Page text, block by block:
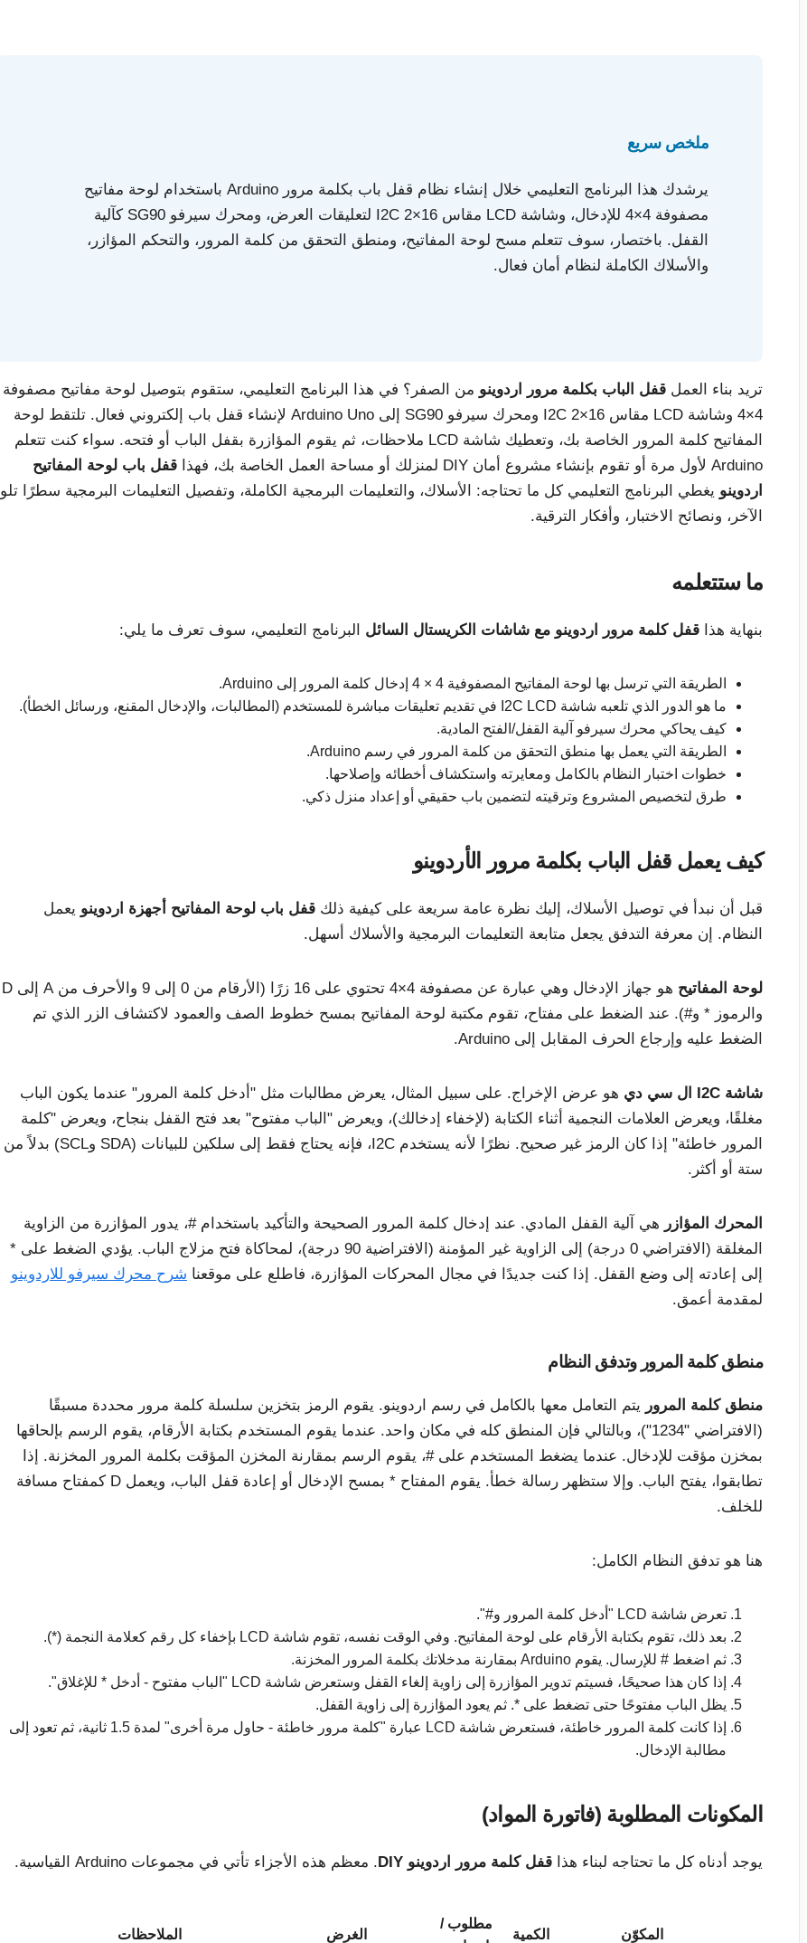
▶
ملخص سريع
يرشدك هذا البرنامج التعليمي خلال إنشاء نظام قفل باب بكلمة مرور Arduino باستخدام لوحة مفاتيح
مصفوفة 4×4 للإدخال، وشاشة LCD مقاس 16×2 I2C لتعليقات العرض، ومحرك سيرفو SG90 كآلية
القفل. باختصار، سوف تتعلم مسح لوحة المفاتيح، ومنطق التحقق من كلمة المرور، والتحكم المؤازر،
والأسلاك الكاملة لنظام أمان فعال.
تريد بناء العمل قفل الباب بكلمة مرور اردوينو من الصفر؟ في هذا البرنامج التعليمي، ستقوم بتوصيل لوحة مفاتيح مصفوفة
4×4 وشاشة LCD مقاس 16×2 I2C ومحرك سيرفو SG90 إلى Arduino Uno لإنشاء قفل باب إلكتروني فعال. تلتقط لوحة
المفاتيح كلمة المرور الخاصة بك، وتعطيك شاشة LCD ملاحظات، ثم يقوم المؤازرة بقفل الباب أو فتحه. سواء كنت تتعلم
Arduino لأول مرة أو تقوم بإنشاء مشروع أمان DIY لمنزلك أو مساحة العمل الخاصة بك، فهذا
قفل باب لوحة المفاتيح
اردوينو يغطي البرنامج التعليمي كل ما تحتاجه: الأسلاك، والتعليمات البرمجية الكاملة، وتفصيل التعليمات البرمجية سطرًا تلو
الآخر، ونصائح الاختبار، وأفكار الترقية.
ما ستتعلمه
بنهاية هذا قفل كلمة مرور اردوينو مع شاشات الكريستال السائل البرنامج التعليمي، سوف تعرف ما يلي:
الطريقة التي ترسل بها لوحة المفاتيح المصفوفية 4 × 4 إدخال كلمة المرور إلى Arduino.
ما هو الدور الذي تلعبه شاشة I2C LCD في تقديم تعليقات مباشرة للمستخدم (المطالبات، والإدخال المقنع، ورسائل الخطأ).
كيف يحاكي محرك سيرفو آلية القفل/الفتح المادية.
الطريقة التي يعمل بها منطق التحقق من كلمة المرور في رسم Arduino.
خطوات اختبار النظام بالكامل ومعايرته واستكشاف أخطائه وإصلاحها.
طرق لتخصيص المشروع وترقيته لتضمين باب حقيقي أو إعداد منزل ذكي.
كيف يعمل قفل الباب بكلمة مرور الأردوينو
قبل أن نبدأ في توصيل الأسلاك، إليك نظرة عامة سريعة على كيفية ذلك قفل باب لوحة المفاتيح أجهزة اردوينو يعمل
النظام. إن معرفة التدفق يجعل متابعة التعليمات البرمجية والأسلاك أسهل.
لوحة المفاتيح
هو جهاز الإدخال وهي عبارة عن مصفوفة 4×4 تحتوي على 16 زرًا (الأرقام من 0 إلى 9 والأحرف من A إلى D
والرموز * و#). عند الضغط على مفتاح، تقوم مكتبة لوحة المفاتيح بمسح خطوط الصف والعمود لاكتشاف الزر الذي تم
الضغط عليه وإرجاع الحرف المقابل إلى Arduino.
شاشة I2C ال سي دي
هو عرض الإخراج. على سبيل المثال، يعرض مطالبات مثل "أدخل كلمة المرور" عندما يكون الباب
مغلقًا، ويعرض العلامات النجمية أثناء الكتابة (لإخفاء إدخالك)، ويعرض "الباب مفتوح" بعد فتح القفل بنجاح، ويعرض "كلمة
المرور خاطئة" إذا كان الرمز غير صحيح. نظرًا لأنه يستخدم I2C، فإنه يحتاج فقط إلى سلكين للبيانات (SDA وSCL) بدلاً من
ستة أو أكثر.
المحرك المؤازر هي آلية القفل المادي. عند إدخال كلمة المرور الصحيحة والتأكيد باستخدام #، يدور المؤازرة من الزاوية
المغلقة (الافتراضي 0 درجة) إلى الزاوية غير المؤمنة (الافتراضية 90 درجة)، لمحاكاة فتح مزلاج الباب. يؤدي الضغط على *
إلى إعادته إلى وضع القفل. إذا كنت جديدًا في مجال المحركات المؤازرة، فاطلع على موقعنا شرح محرك سيرفو للاردوينو
لمقدمة أعمق.
منطق كلمة المرور وتدفق النظام
منطق كلمة المرور يتم التعامل معها بالكامل في رسم اردوينو. يقوم الرمز بتخزين سلسلة كلمة مرور محددة مسبقًا
(الافتراضي "1234")، وبالتالي فإن المنطق كله في مكان واحد. عندما يقوم المستخدم بكتابة الأرقام، يقوم الرسم بإلحاقها
بمخزن مؤقت للإدخال. عندما يضغط المستخدم على #، يقوم الرسم بمقارنة المخزن المؤقت بكلمة المرور المخزنة. إذا
تطابقوا، يفتح الباب. وإلا ستظهر رسالة خطأ. يقوم المفتاح * بمسح الإدخال أو إعادة قفل الباب، ويعمل D كمفتاح مسافة
للخلف.
هنا هو تدفق النظام الكامل:
تعرض شاشة LCD "أدخل كلمة المرور و#".
بعد ذلك، تقوم بكتابة الأرقام على لوحة المفاتيح. وفي الوقت نفسه، تقوم شاشة LCD بإخفاء كل رقم كعلامة النجمة (*).
ثم اضغط # للإرسال. يقوم Arduino بمقارنة مدخلاتك بكلمة المرور المخزنة.
إذا كان هذا صحيحًا، فسيتم تدوير المؤازرة إلى زاوية إلغاء القفل وستعرض شاشة LCD "الباب مفتوح - أدخل * للإغلاق".
يظل الباب مفتوحًا حتى تضغط على *. ثم يعود المؤازرة إلى زاوية القفل.
إذا كانت كلمة المرور خاطئة، فستعرض شاشة LCD عبارة "كلمة مرور خاطئة - حاول مرة أخرى" لمدة 1.5 ثانية، ثم تعود إلى
مطالبة الإدخال.
المكونات المطلوبة (فاتورة المواد)
يوجد أدناه كل ما تحتاجه لبناء هذا قفل كلمة مرور اردوينو DIY . معظم هذه الأجزاء تأتي في مجموعات Arduino القياسية.
المكوّن الكمية
مطلوب /
الغرض الملاحظات